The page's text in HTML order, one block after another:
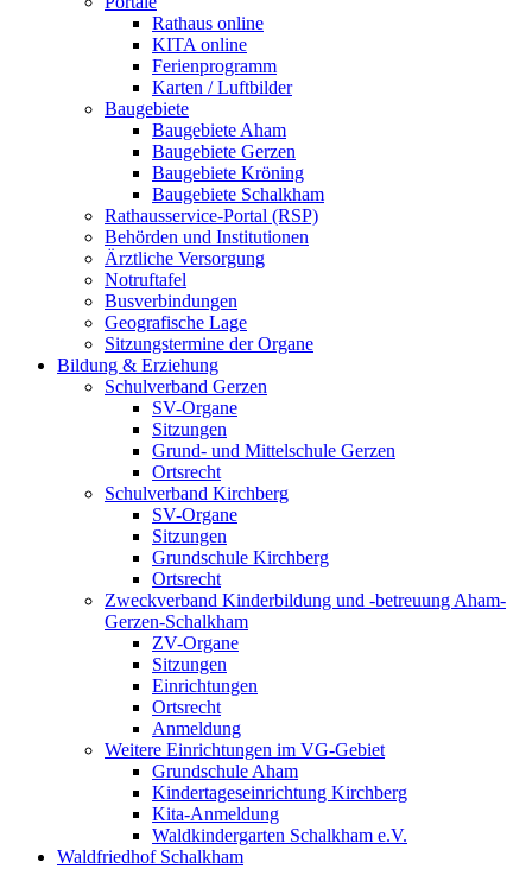
Rathaus online
KITA online
Ferienprogramm
Karten / Luftbilder
Baugebiete
Baugebiete Aham
Baugebiete Gerzen
Baugebiete Kröning
Baugebiete Schalkham
Rathausservice-Portal (RSP)
Behörden und Institutionen
Ärztliche Versorgung
Notruftafel
Busverbindungen
Geografische Lage
Sitzungstermine der Organe
Bildung & Erziehung
Schulverband Gerzen
SV-Organe
Sitzungen
Grund- und Mittelschule Gerzen
Ortsrecht
Schulverband Kirchberg
SV-Organe
Sitzungen
Grundschule Kirchberg
Ortsrecht
Zweckverband Kinderbildung und -betreuung Aham-
Gerzen-Schalkham
ZV-Organe
Sitzungen
Einrichtungen
Ortsrecht
Anmeldung
Weitere Einrichtungen im VG-Gebiet
Grundschule Aham
Kindertageseinrichtung Kirchberg
Kita-Anmeldung
Waldkindergarten Schalkham e.V.
Waldfriedhof Schalkham